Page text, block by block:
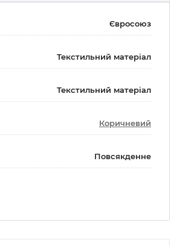
Євросоюз
Текстильний матеріал
Текстильний матеріал
Коричневий
Повсякденне